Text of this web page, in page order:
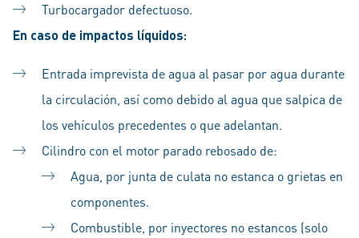
Turbocargador defectuoso.
En caso de impactos líquidos:
Entrada imprevista de agua al pasar por agua durante
la circulación, así como debido al agua que salpica de
los vehículos precedentes o que adelantan.
Cilindro con el motor parado rebosado de:
Agua, por junta de culata no estanca o grietas en
componentes.
Combustible, por inyectores no estancos (solo